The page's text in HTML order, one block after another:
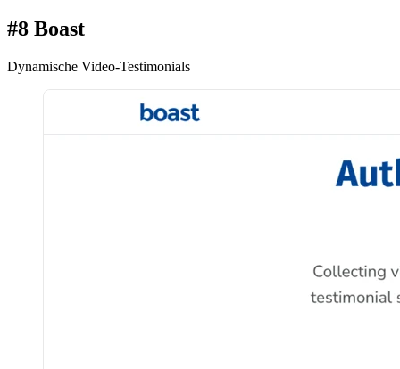
#8 Boast
Dynamische Video-Testimonials